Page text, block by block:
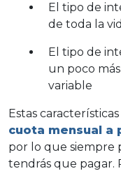
El tipo de
de toda la
El tipo de
un poco
variable
Estas características
cuota mensual a
por lo que siempre
tendrás que pagar.